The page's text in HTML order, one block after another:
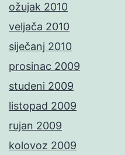
ožujak 2010
veljača 2010
siječanj 2010
prosinac 2009
studeni 2009
listopad 2009
rujan 2009
kolovoz 2009